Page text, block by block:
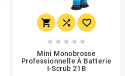
  
    
Mini Monobrosse
Professionnelle À Batterie
I-Scrub 21B